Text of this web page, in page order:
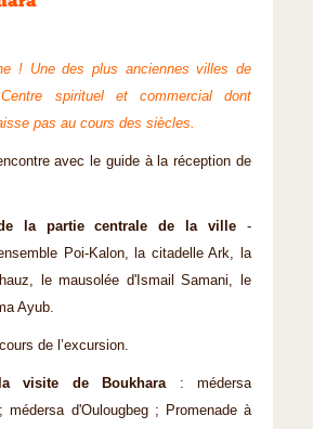
! Une des plus anciennes villes de
spirituel et commercial dont
pas au cours des siècles.
avec le guide à la réception de
la partie centrale de la ville -
Poi-Kalon, la citadelle Ark, la
le mausolée d'Ismail Samani, le
Ayub.
de l’excursion.
visite de Boukhara: médersa
médersa d'Oulougbeg ; Promenade à